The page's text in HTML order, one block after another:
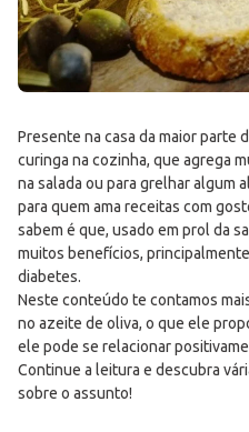
Presente na casa da maior parte
curinga na cozinha, que agrega
na salada ou para grelhar algum
para quem ama receitas com
sabem é que, usado em prol da
muitos benefícios,
diabetes.
Neste conteúdo te contamos
no azeite de oliva, o que ele
ele pode se relacionar
Continue a leitura e descubra
sobre o assunto!